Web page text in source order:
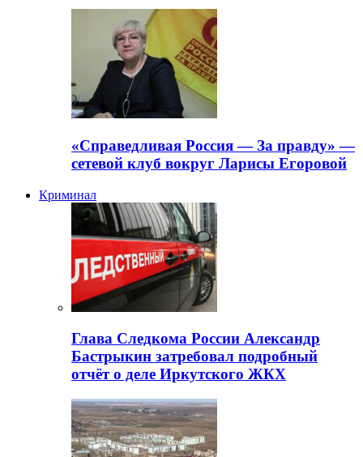
«Справедливая Россия — За правду» —
сетевой клуб вокруг Ларисы Егоровой
Криминал
Глава Следкома России Александр
Бастрыкин затребовал подробный
отчёт о деле Иркутского ЖКХ